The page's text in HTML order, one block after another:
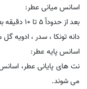
اسانس میانی عطر:
بعد از حدوداً 5 تا 10 دقیقه بعد از ناپدید شدن نت اولیه عطر بروز می کند.
دانه تونکا ، سدر ، ادویه
اسانس پایه عطر:
نت های پایانی عطر،
می شوند.